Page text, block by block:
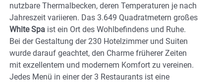
nutzbare Thermalbecken, deren Temperaturen je nach
Jahreszeit variieren. Das 3.649 Quadratmetern großes
White Spa ist ein Ort des Wohlbefindens und Ruhe.
Bei der Gestaltung der 230 Hotelzimmer und Suiten
wurde darauf geachtet, den Charme früherer Zeiten
mit exzellentem und modernem Komfort zu vereinen.
Jedes Menü in einer der 3 Restaurants ist eine